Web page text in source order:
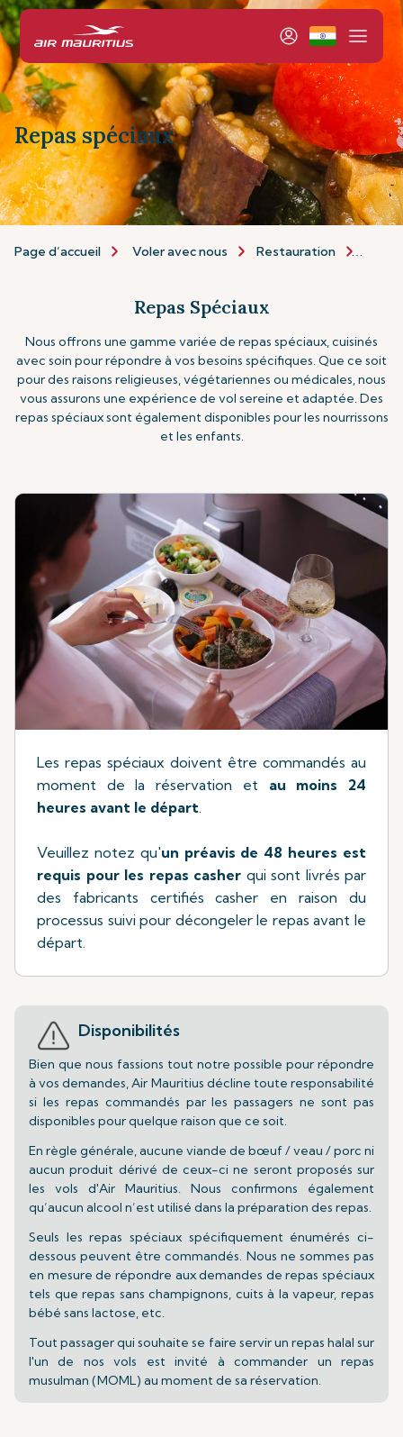
Repas spéciaux
Page d’accueil Voler avec nous Restauration
Repas Spéciaux
Nous offrons une gamme variée de repas spéciaux, cuisinés
avec soin pour répondre à vos besoins spécifiques. Que ce soit
pour des raisons religieuses, végétariennes ou médicales, nous
vous assurons une expérience de vol sereine et adaptée. Des
repas spéciaux sont également disponibles pour les nourrissons
et les enfants.
Les repas spéciaux doivent être commandés au
moment de la réservation et au moins 24
heures avant le départ
Veuillez notez qu'un préavis de 48 heures est
requis pour les repas casher qui sont livrés par
des fabricants certifiés casher en raison du
processus suivi pour décongeler le repas avant le
départ.
Disponibilités
Bien que nous fassions tout notre possible pour répondre
à vos demandes, Air Mauritius décline toute responsabilité
si les repas commandés par les passagers ne sont pas
disponibles pour quelque raison que ce soit.
En règle générale, aucune viande de bœuf / veau / porc ni
aucun produit dérivé de ceux-ci ne seront proposés sur
les vols d'Air Mauritius. Nous confirmons également
qu’aucun alcool n’est utilisé dans la préparation des repas.
Seuls les repas spéciaux spécifiquement énumérés ci-
dessous peuvent être commandés. Nous ne sommes pas
en mesure de répondre aux demandes de repas spéciaux
tels que repas sans champignons, cuits à la vapeur, repas
bébé sans lactose, etc.
Tout passager qui souhaite se faire servir un repas halal sur
l'un de nos vols est invité à commander un repas
musulman (MOML) au moment de sa réservation.